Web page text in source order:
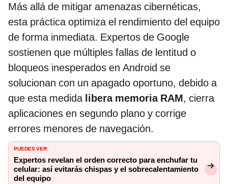
Más allá de mitigar amenazas cibernéticas,
esta práctica optimiza el rendimiento del equipo
de forma inmediata. Expertos de Google
sostienen que múltiples fallas de lentitud o
bloqueos inesperados en Android se
solucionan con un apagado oportuno, debido a
que esta medida libera memoria RAM, cierra
aplicaciones en segundo plano y corrige
errores menores de navegación.
PUEDES VER:
Expertos revelan el orden correcto para enchufar tu
celular: así evitarás chispas y el sobrecalentamiento
del equipo